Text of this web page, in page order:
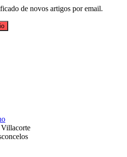
de novos artigos por email.